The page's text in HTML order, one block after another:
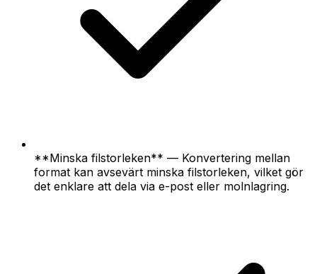
**Minska filstorleken** — Konvertering mellan
format kan avsevärt minska filstorleken, vilket gör
det enklare att dela via e-post eller molnlagring.